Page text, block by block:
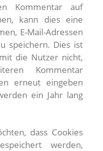
Kommentar auf
kann dies eine
E-Mail-Adressen
speichern. Dies ist
die Nutzer nicht,
Kommentar
erneut eingeben
ein Jahr lang
dass Cookies
werden,